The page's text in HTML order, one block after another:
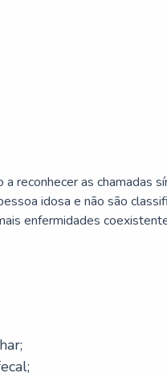
reconhecer as chamadas
idosa e não são
enfermidades